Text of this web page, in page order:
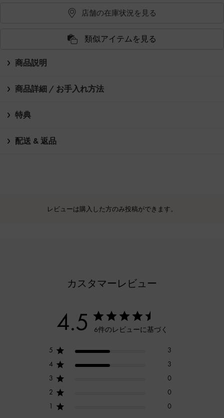
店舗の在庫状況を見る
類似アイテムを見る
商品説明
商品詳細 / お手入れ方法
特典
配送 & 返品
レビューは購入した方のみ投稿ができます。
カスタマーレビュー
4.5 6件のレビューに基づく
5
3
4
3
3
0
2
0
1
0